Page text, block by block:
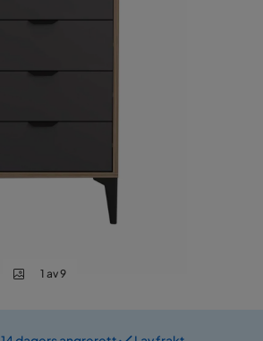
1 av 9